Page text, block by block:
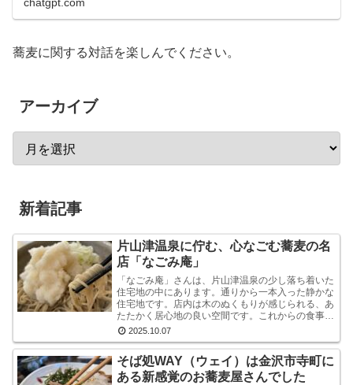
chatgpt.com
蕎麦に関する対話を楽しんでください。
アーカイブ
新着記事
片山津温泉に佇む、心なごむ蕎麦の名
店「なごみ庵」
「なごみ庵」さんは、片山津温泉の少し落ち着いた
住宅地の中にあります。通りから一本入った静かな
住宅地です。店内は木のぬくもりが感じられる、あ
たたかく居心地の良い空間です。これからの食事へ
の期待が自然と高まります。メニューを拝見する
と、様々なお...
2025.10.07
そば処WAY（ウェイ）は金沢市寺町に
ある新感覚のお蕎麦屋さんでした